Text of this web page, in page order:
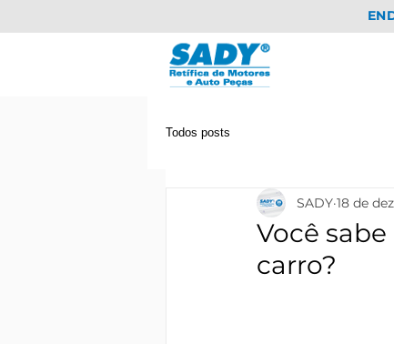
Todos posts
Você
carro?
SADY 18 de